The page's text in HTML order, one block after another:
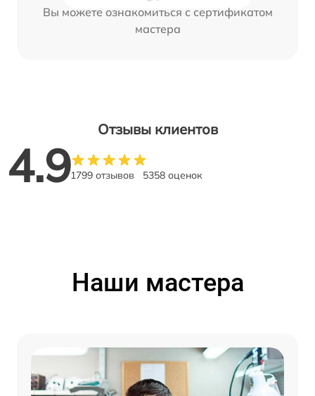
Вы можете ознакомиться с сертификатом
мастера
Отзывы клиентов
4.91799 отзывов 5358 оценок
Наши мастера